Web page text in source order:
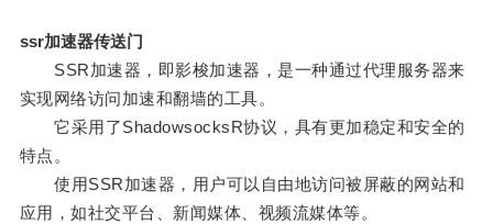
ssr加速器传送门
SSR加速器，即影梭加速器，是一种通过代理服务器来
实现网络访问加速和翻墙的工具。
它采用了ShadowsocksR协议，具有更加稳定和安全的
特点。
使用SSR加速器，用户可以自由地访问被屏蔽的网站和
应用，如社交平台、新闻媒体、视频流媒体等。